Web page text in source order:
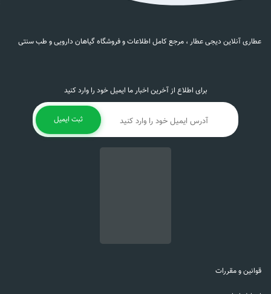
قوانین و مقررات
برای اطلاع از آخرین اخبار ما ایمیل خود را وارد کنید
ثبت ایمیل
عطاری آنلاین دیجی عطار ، مرجع کامل اطلاعات و فروشگاه گیاهان دارویی و طب سنتی